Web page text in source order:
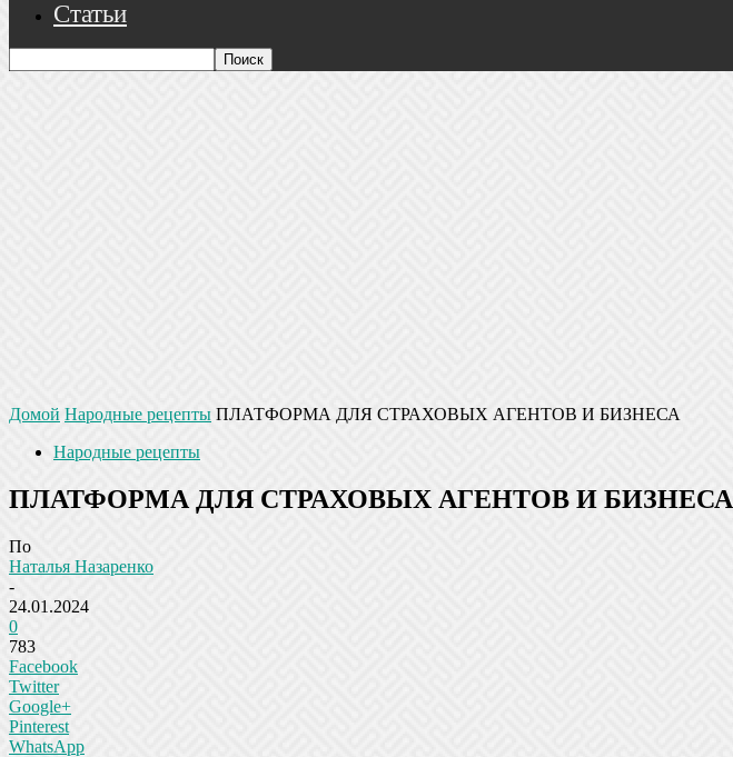
Статьи
Домой Народные рецепты ПЛАТФОРМА ДЛЯ СТРАХОВЫХ АГЕНТОВ И БИЗНЕСА
Народные рецепты
ПЛАТФОРМА ДЛЯ СТРАХОВЫХ АГЕНТОВ И БИЗНЕСА
По
Наталья Назаренко
-
24.01.2024
0
783
Facebook
Twitter
Google+
Pinterest
WhatsApp